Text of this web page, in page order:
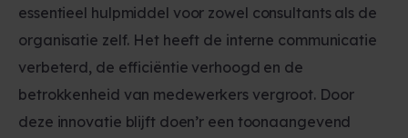
essentieel hulpmiddel voor zowel consultants als de
organisatie zelf. Het heeft de interne communicatie
verbeterd, de efficiëntie verhoogd en de
betrokkenheid van medewerkers vergroot. Door
deze innovatie blijft doen’r een toonaangevend